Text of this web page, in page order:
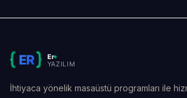
İhtiyaca yönelik masaüstü programları ile